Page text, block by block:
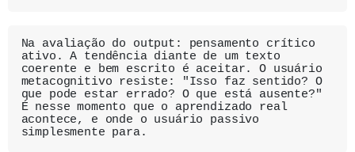
Na avaliação do output: pensamento crítico
ativo. A tendência diante de um texto
coerente e bem escrito é aceitar. O usuário
metacognitivo resiste: "Isso faz sentido? O
que pode estar errado? O que está ausente?"
É nesse momento que o aprendizado real
acontece, e onde o usuário passivo
simplesmente para.